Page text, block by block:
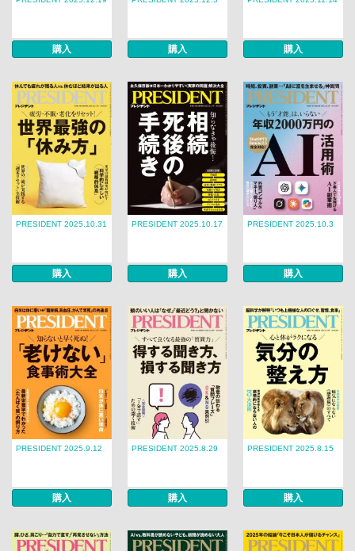
購入 購入 購入
PRESIDENT 2025.10.31
購入
PRESIDENT 2025.10.17
購入
PRESIDENT 2025.10.3
購入
PRESIDENT 2025.9.12
購入
PRESIDENT 2025.8.29
購入
PRESIDENT 2025.8.15
購入